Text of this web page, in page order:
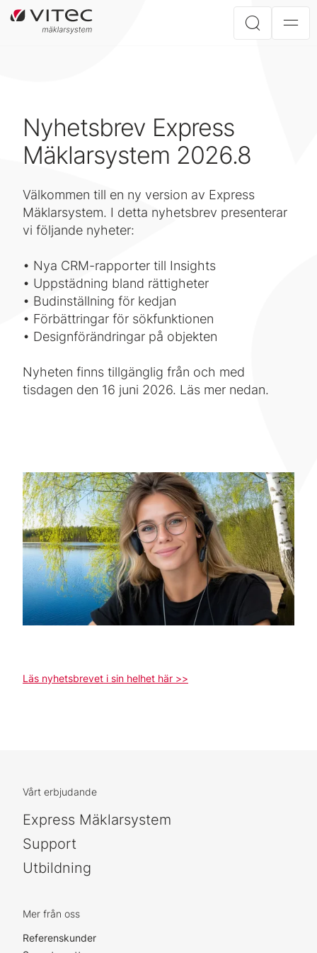
Nyhetsbrev Express
Mäklarsystem 2026.8
Välkommen till en ny version av Express
Mäklarsystem. I detta nyhetsbrev presenterar
vi följande nyheter:
• Nya CRM-rapporter till Insights
• Uppstädning bland rättigheter
• Budinställning för kedjan
• Förbättringar för sökfunktionen
• Designförändringar på objekten
Nyheten finns tillgänglig från och med
tisdagen den 16 juni 2026. Läs mer nedan.
Läs nyhetsbrevet i sin helhet här >>
Vårt erbjudande
Express Mäklarsystem
Support
Utbildning
Mer från oss
Referenskunder